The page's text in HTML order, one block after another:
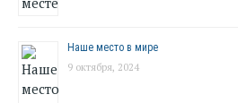
Наше место в мире
9 октября, 2024